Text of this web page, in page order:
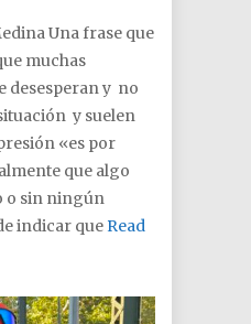
Una frase que
muchas
desesperan y no
y suelen
«es por
que algo
o sin ningún
indicar que Read